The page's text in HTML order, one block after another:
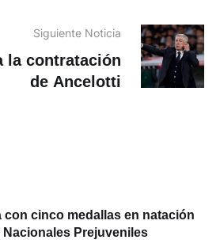
Siguiente Noticia
la contratación
de Ancelotti
con cinco medallas en natación
Prejuveniles